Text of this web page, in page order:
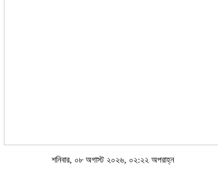
শনিবার, ০৮ অগাস্ট ২০২৬, ০২:২২ অপরাহ্ন